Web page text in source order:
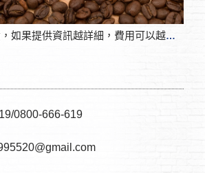
鐵擦藥，外遇人的理由一大堆
/0800-666-619